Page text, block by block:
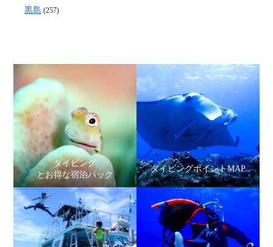
黒島 (257)
ダイビング
とお得な宿泊パック
ダイビングポイントMAP